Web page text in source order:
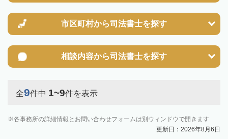
市区町村から司法書士を探す
相談内容から司法書士を探す
全9件中 1~9件を表示
各事務所の詳細情報とお問い合わせフォームは別ウィンドウで開きます
更新日：2026年8月6日